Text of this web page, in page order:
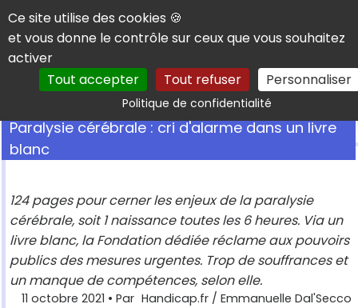
Panneau de gestion des cookies
Ce site utilise des cookies 🍪
et vous donne le contrôle sur ceux que vous souhaitez
activer
Tout accepter
Tout refuser Personnaliser
Politique de confidentialitéRechercher
Paralysie cérébrale : cri d'alarme dans un livre
blanc
124 pages pour cerner les enjeux de la paralysie
cérébrale, soit 1 naissance toutes les 6 heures. Via un
livre blanc, la Fondation dédiée réclame aux pouvoirs
publics des mesures urgentes. Trop de souffrances et
un manque de compétences, selon elle.
11 octobre 2021 • Par Handicap.fr / Emmanuelle Dal'Secco